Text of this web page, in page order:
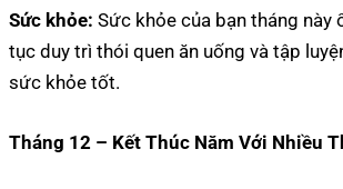
Sức khỏe: Sức khỏe của bạn tháng này
tục duy trì thói quen ăn uống và tập
sức khỏe tốt.
Tháng 12 – Kết Thúc Năm Với Nhiều